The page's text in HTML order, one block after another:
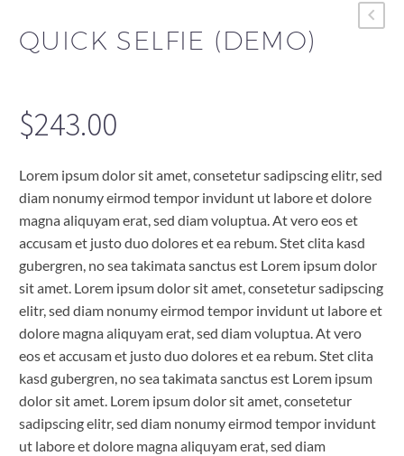
QUICK SELFIE (DEMO)
$243.00
Lorem ipsum dolor sit amet, consetetur sadipscing elitr, sed
diam nonumy eirmod tempor invidunt ut labore et dolore
magna aliquyam erat, sed diam voluptua. At vero eos et
accusam et justo duo dolores et ea rebum. Stet clita kasd
gubergren, no sea takimata sanctus est Lorem ipsum dolor
sit amet. Lorem ipsum dolor sit amet, consetetur sadipscing
elitr, sed diam nonumy eirmod tempor invidunt ut labore et
dolore magna aliquyam erat, sed diam voluptua. At vero
eos et accusam et justo duo dolores et ea rebum. Stet clita
kasd gubergren, no sea takimata sanctus est Lorem ipsum
dolor sit amet. Lorem ipsum dolor sit amet, consetetur
sadipscing elitr, sed diam nonumy eirmod tempor invidunt
ut labore et dolore magna aliquyam erat, sed diam